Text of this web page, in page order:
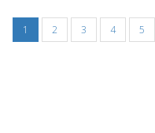
1 2 3 4 5